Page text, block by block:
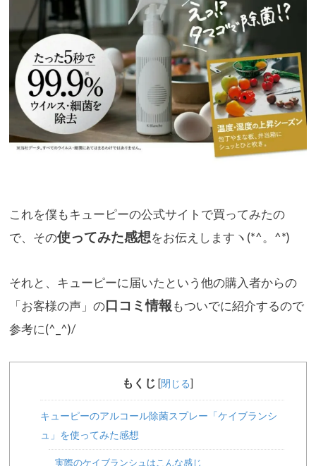
これを僕もキューピーの公式サイトで買ってみたの
で、その使ってみた感想をお伝えしますヽ(*^。^*)
それと、キューピーに届いたという他の購入者からの
「お客様の声」の口コミ情報もついでに紹介するので
参考に(^ _^)/
もくじ [閉じる]
キューピーのアルコール除菌スプレー「ケイブランシ
ュ」を使ってみた感想
実際のケイブランシュはこんな感じ